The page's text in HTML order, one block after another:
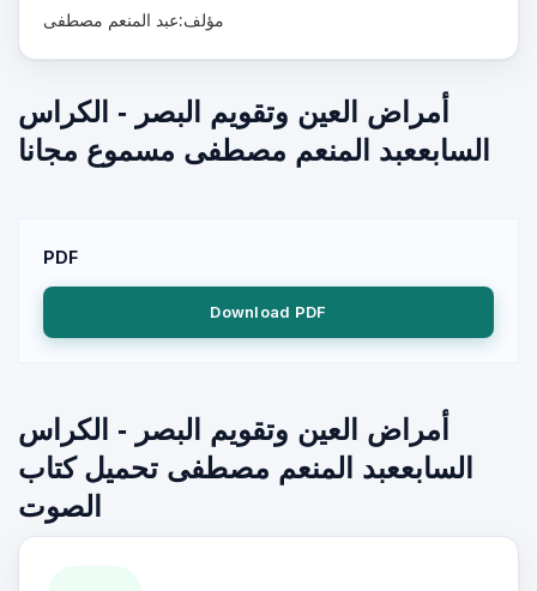
مؤلف:عبد المنعم مصطفى
أمراض العين وتقويم البصر - الكراس
السابععبد المنعم مصطفى مسموع مجانا
PDF
Download PDF
أمراض العين وتقويم البصر - الكراس
السابععبد المنعم مصطفى تحميل كتاب
الصوت